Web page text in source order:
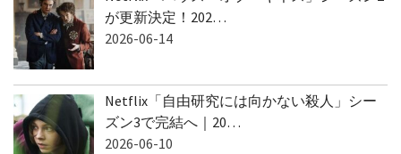
Netflix「ハウス・オブ・ギネス」シーズン2
が更新決定！202…
Netflix「自由研究には向かない殺人」シー
ズン3で完結へ｜20…